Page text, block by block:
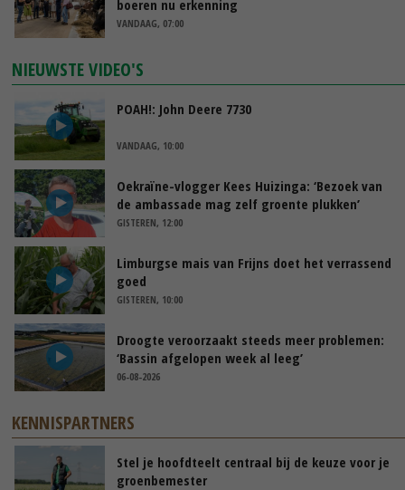
boeren nu erkenning
VANDAAG, 07:00
NIEUWSTE VIDEO'S
POAH!: John Deere 7730
VANDAAG, 10:00
Oekraïne-vlogger Kees Huizinga: ‘Bezoek van
de ambassade mag zelf groente plukken’
GISTEREN, 12:00
Limburgse mais van Frijns doet het verrassend
goed
GISTEREN, 10:00
Droogte veroorzaakt steeds meer problemen:
‘Bassin afgelopen week al leeg’
06-08-2026
KENNISPARTNERS
Stel je hoofdteelt centraal bij de keuze voor je
groenbemester